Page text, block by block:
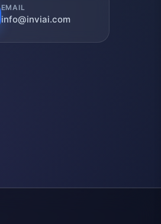
EMAIL
info@inviai.com